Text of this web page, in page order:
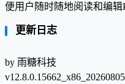
便用户随时随地阅读和编辑
更新日志
by 雨糖科技